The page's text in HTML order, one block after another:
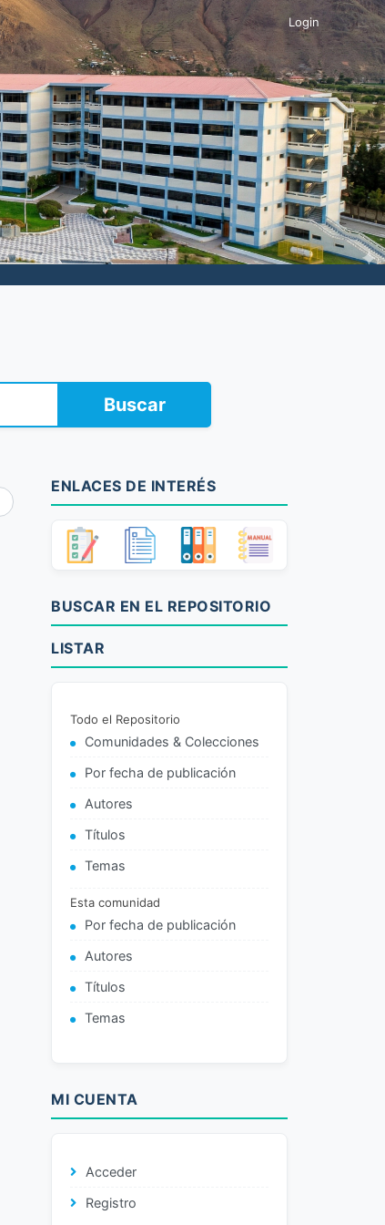
Login
Buscar
ENLACES DE INTERÉS
BUSCAR EN EL REPOSITORIO
LISTAR
Todo el Repositorio
Comunidades & Colecciones
Por fecha de publicación
Autores
Títulos
Temas
Esta comunidad
Por fecha de publicación
Autores
Títulos
Temas
MI CUENTA
Acceder
Registro